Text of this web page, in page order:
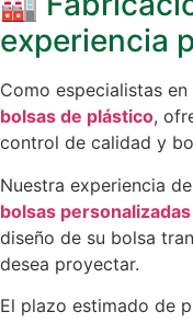
experiencia
Como especialistas en
bolsas de plástico,
control de calidad y
Nuestra experiencia
bolsas personalizadas
diseño de su bolsa
desea proyectar.
El plazo estimado de